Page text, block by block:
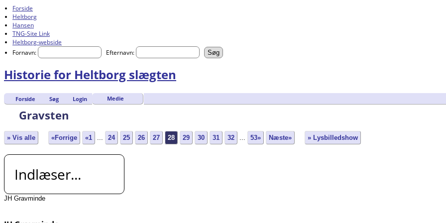
Forside
Heltborg
Hansen
TNG-Site Link
Heltborg-webside
Fornavn:
Efternavn:
Historie for Heltborg slægten
Forside Søg Login Medie
Gravsten
» Vis alle «Forrige «1 24 25 26 27 28 29 30 31 32 53» Næste» » Lysbilledshow
Indlæser...
JH Gravminde